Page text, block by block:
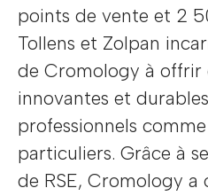
points de vente et 2
Tollens et Zolpan
de Cromology à offrir
innovantes et
professionnels
particuliers. Grâce à
de RSE, Cromology a